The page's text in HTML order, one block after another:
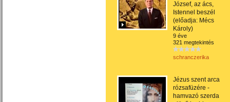
József, az ács,
Istennel beszél
(előadja: Mécs
Károly)
9 éve
321 megtekintés
schranczerika
Jézus szent arca
rózsafüzére -
hamvazó szerda